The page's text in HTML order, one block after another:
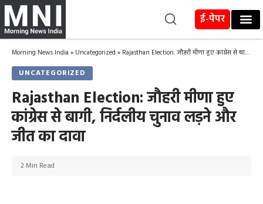
ई-पेपर
Morning News India » Uncategorized » Rajasthan Election: जौहरी मीणा हुए कांग्रेस से बागी, निर्दलीय चुनाव लड़ने और जीत का दावा
UNCATEGORIZED
Rajasthan Election: जौहरी मीणा हुए
कांग्रेस से बागी, निर्दलीय चुनाव लड़ने और
जीत का दावा
2 Min Read